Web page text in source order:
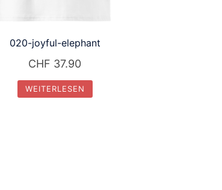
020-joyful-elephant
CHF 37.90
WEITERLESEN